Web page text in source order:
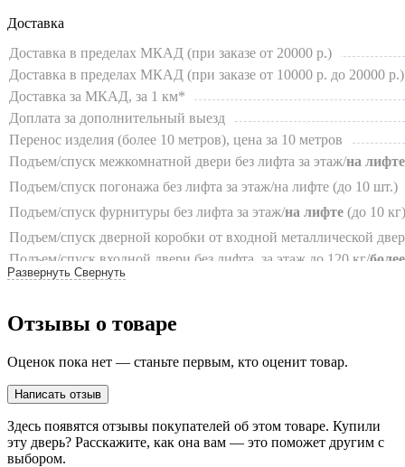
Доставка
Доставка в пределах МКАД (при заказе от 20000 р.)
Доставка в пределах МКАД (при заказе от 10000 р. до 20000 р.)
Доставка за МКАД, за 1 км*
Доплата за дополнительный выезд
Перенос изделия (более 10 метров), цена за 10 метров
Подъем/спуск межкомнатной двери без лифта за этаж/на лифте
Подъем/спуск погонажа без лифта за этаж/на лифте (до 10 шт.)
Подъем/спуск фурнитуры без лифта за этаж/на лифте (до 10 кг)
Подъем/спуск дверной коробки от входной металлической
Подъем/спуск входной двери без лифта, за этаж до 120 кг/
Подъем/спуск на грузовом лифте входной двери, стоимостью
Самовывоз со склада поставщика
Развернуть Свернуть
Отзывы о товаре
Оценок пока нет — станьте первым, кто оценит товар.
Написать отзыв
Здесь появятся отзывы покупателей об этом товаре. Купили
эту дверь? Расскажите, как она вам — это поможет другим с
выбором.